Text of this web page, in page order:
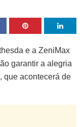
e a ZeniMax
garantir a alegria
que acontecerá de